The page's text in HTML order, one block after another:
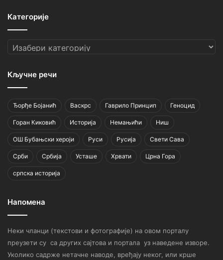
Категорије
Категорије
Кључне речи
Ђорђе Бојанић Васкрс Гаврило Принцип Геноцид
Горан Киковић Историја Немањићи Ниш
ОШ Бубањски хероји Руси Русија Свети Сава
Срби Србија Усташе Хрвати Црна Гора
српска историја
Напомена
Неки чланци (текстови и фотографије) на овом порталу
преузети су са других сајтова и портала уз наведене изворе.
Уколико садрже нетачне наводе, вређају неког, или крше